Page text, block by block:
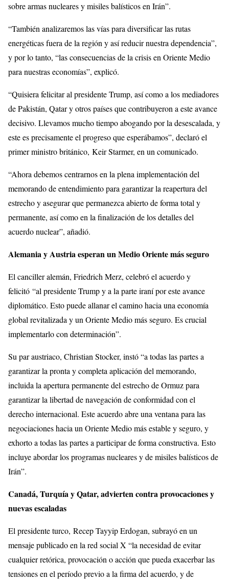
sobre armas nucleares y misiles balísticos en Irán”.
“También analizaremos las vías para diversificar las rutas
energéticas fuera de la región y así reducir nuestra dependencia”,
y por lo tanto, “las consecuencias de la crisis en Oriente Medio
para nuestras economías”, explicó.
“Quisiera felicitar al presidente Trump, así como a los mediadores
de Pakistán, Qatar y otros países que contribuyeron a este avance
decisivo. Llevamos mucho tiempo abogando por la desescalada, y
este es precisamente el progreso que esperábamos”, declaró el
primer ministro británico, Keir Starmer, en un comunicado.
“Ahora debemos centrarnos en la plena implementación del
memorando de entendimiento para garantizar la reapertura del
estrecho y asegurar que permanezca abierto de forma total y
permanente, así como en la finalización de los detalles del
acuerdo nuclear”, añadió.
Alemania y Austria esperan un Medio Oriente más seguro
El canciller alemán, Friedrich Merz, celebró el acuerdo y
felicitó “al presidente Trump y a la parte iraní por este avance
diplomático. Esto puede allanar el camino hacia una economía
global revitalizada y un Oriente Medio más seguro. Es crucial
implementarlo con determinación”.
Su par austriaco, Christian Stocker, instó “a todas las partes a
garantizar la pronta y completa aplicación del memorando,
incluida la apertura permanente del estrecho de Ormuz para
garantizar la libertad de navegación de conformidad con el
derecho internacional. Este acuerdo abre una ventana para las
negociaciones hacia un Oriente Medio más estable y seguro, y
exhorto a todas las partes a participar de forma constructiva. Esto
incluye abordar los programas nucleares y de misiles balísticos de
Irán”.
Canadá, Turquía y Qatar, advierten contra provocaciones y
nuevas escaladas
El presidente turco, Recep Tayyip Erdogan, subrayó en un
mensaje publicado en la red social X “la necesidad de evitar
cualquier retórica, provocación o acción que pueda exacerbar las
tensiones en el período previo a la firma del acuerdo, y de